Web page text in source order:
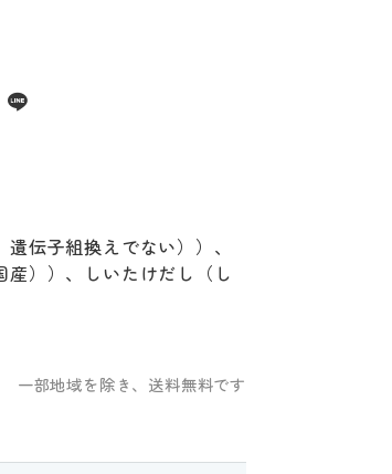
伝子組換えでない））、
））、しいたけだし（し
一部地域を除き、送料無料です